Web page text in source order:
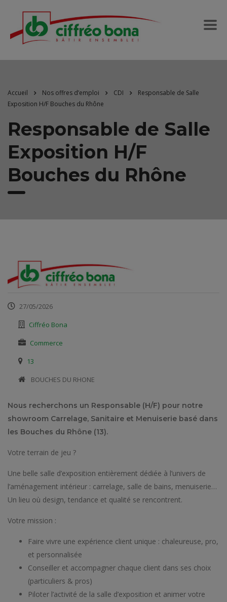
Accueil Nos offres d’emploi CDI
Responsable de Salle
Exposition H/F Bouches du Rhône
Responsable de Salle
Exposition H/F
Bouches du Rhône
27/05/2026
Ciffréo Bona
Commerce
13
​ BOUCHES DU RHONE
Nous recherchons un Responsable (H/F) pour notre
showroom Carrelage, Sanitaire et Menuiserie basé dans
les Bouches du Rhône (13).
Votre terrain de jeu ?
Une belle salle d’exposition entièrement dédiée à l’univers de
l’aménagement intérieur : carrelage, salle de bains, menuiserie…
Un lieu où design, tendance et qualité se rencontrent.
Votre mission :
Faire vivre une expérience client unique : chaleureuse, pro,
et personnalisée
Conseiller et accompagner chaque client dans ses choix
(particuliers & pros)
Piloter l’activité de la salle d’exposition et animer votre